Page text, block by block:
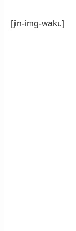
[jin-img-waku]